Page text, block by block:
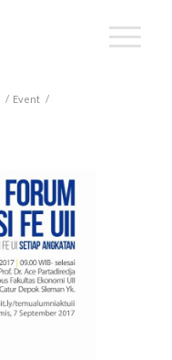
/ Event /